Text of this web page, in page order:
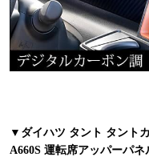
▼ダイハツ タント タント
A660S 運転席アッパーパ